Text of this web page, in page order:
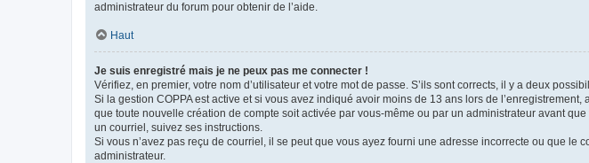
administrateur du forum pour obtenir de l’aide.
Haut
Je suis enregistré mais je ne peux pas me connecter !
Vérifiez, en premier, votre nom d’utilisateur et votre mot de passe. S’ils sont corrects, il y a deux
Si la gestion COPPA est active et si vous avez indiqué avoir moins de 13 ans lors de
que toute nouvelle création de compte soit activée par vous-même ou par un administrateur avant
un courriel, suivez ses instructions.
Si vous n’avez pas reçu de courriel, il se peut que vous ayez fourni une adresse incorrecte ou que
administrateur.